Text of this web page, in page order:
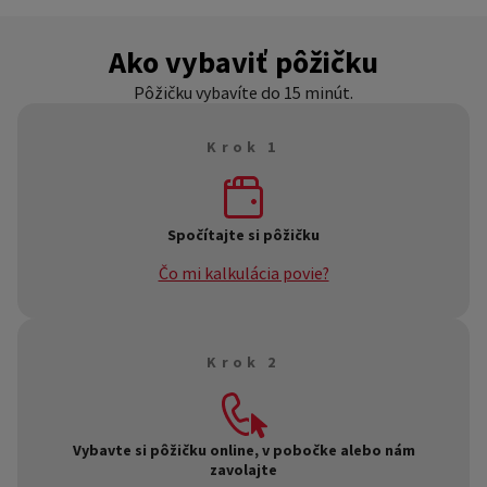
Ako vybaviť pôžičku
Pôžičku vybavíte do 15 minút.
Krok 1
Spočítajte si pôžičku
Čo mi kalkulácia povie?
pôžičky a jej splátke. Presnú ponuku vám dokážeme dať,
až keď nám o sebe prezradíte niekoľko dôležitých
informácií.
Krok 2
Vybavte si pôžičku online, v pobočke alebo nám
zavolajte